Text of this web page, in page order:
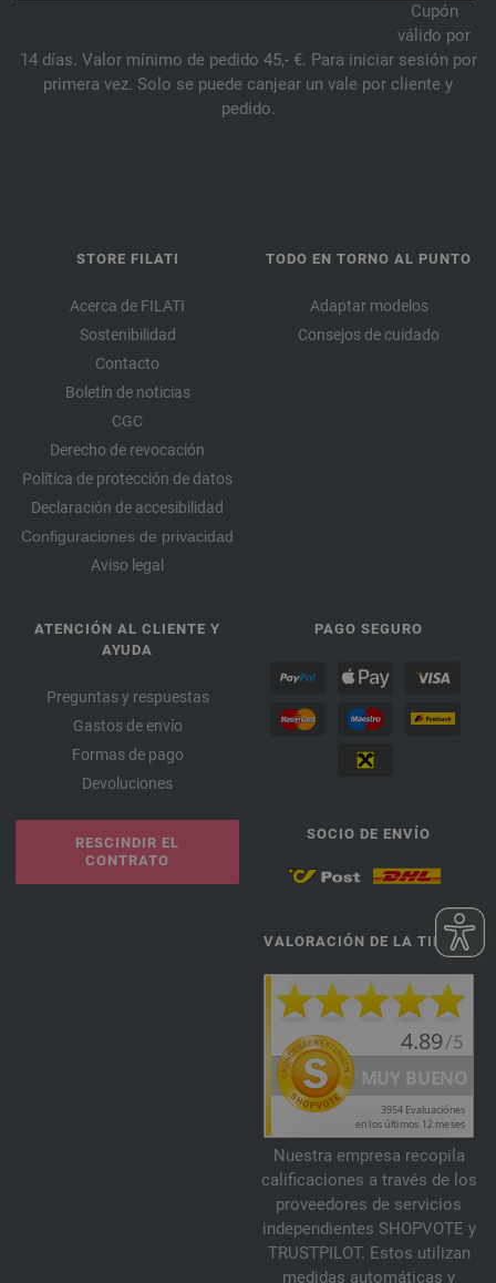
Cupón
válido por
14 días. Valor mínimo de pedido 45,- €. Para iniciar sesión por
primera vez. Solo se puede canjear un vale por cliente y
pedido.
STORE FILATI
Acerca de FILATI
Sostenibilidad
Contacto
Boletín de noticias
CGC
Derecho de revocación
Política de protección de datos
Declaración de accesibilidad
Configuraciones de privacidad
Aviso legal
TODO EN TORNO AL PUNTO
Adaptar modelos
Consejos de cuidado
ATENCIÓN AL CLIENTE Y
AYUDA
Preguntas y respuestas
Gastos de envío
Formas de pago
Devoluciones
RESCINDIR EL
CONTRATO
PAGO SEGURO
SOCIO DE ENVÍO
VALORACIÓN DE LA TIENDA
Nuestra empresa recopila
calificaciones a través de los
proveedores de servicios
independientes SHOPVOTE y
TRUSTPILOT. Estos utilizan
medidas automáticas y